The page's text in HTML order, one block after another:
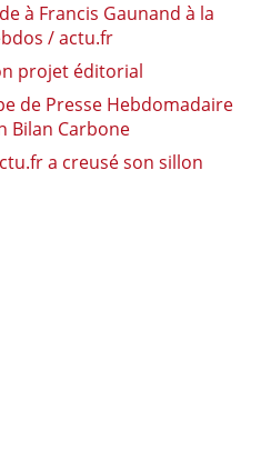
à Francis Gaunand à la
/ actu.fr
projet éditorial
de Presse Hebdomadaire
Bilan Carbone
a creusé son sillon